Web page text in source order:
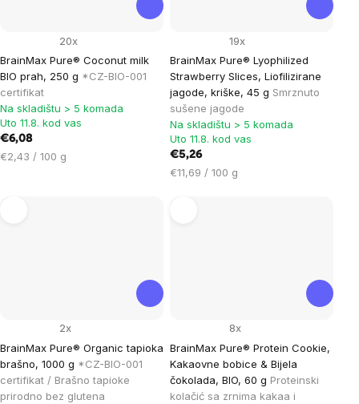
BrainMax Pure® Coconut milk
BIO prah, 250 g *CZ-BIO-001
certifikat
20x
Na skladištu > 5 komada
Uto 11.8. kod vas
€6,08
Cijena
€2,43 / 100 g
BrainMax Pure® Lyophilized
Strawberry Slices, Liofilizirane
jagode, kriške, 45 g Smrznuto
sušene jagode
19x
Na skladištu > 5 komada
Uto 11.8. kod vas
€5,26
Cijena
€11,69 / 100 g
BrainMax Pure® Organic tapioka
brašno, 1000 g *CZ-BIO-001
certifikat / Brašno tapioke
prirodno bez glutena
2x
BrainMax Pure® Protein Cookie,
Kakaovne bobice & Bijela
čokolada, BIO, 60 g Proteinski
kolačić sa zrnima kakaa i
8x